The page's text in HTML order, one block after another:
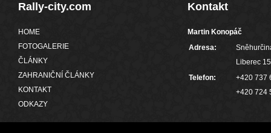
Rally-city.com
HOME
FOTOGALERIE
ČLÁNKY
ZAHRANIČNÍ ČLÁNKY
KONTAKT
ODKAZY
Kontakt
Martin Konopáč
Adresa:
Liberec
Telefon:
+420 737
+420 724